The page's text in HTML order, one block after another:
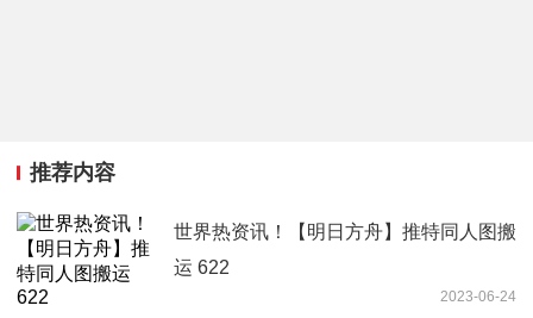
推荐内容
世界热资讯！【明日方舟】推特同人图搬
运 622
2023-06-24